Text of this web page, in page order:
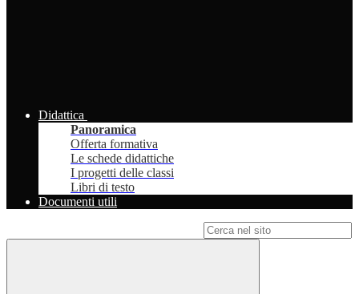
Didattica
Panoramica
Offerta formativa
Le schede didattiche
I progetti delle classi
Libri di testo
Documenti utili